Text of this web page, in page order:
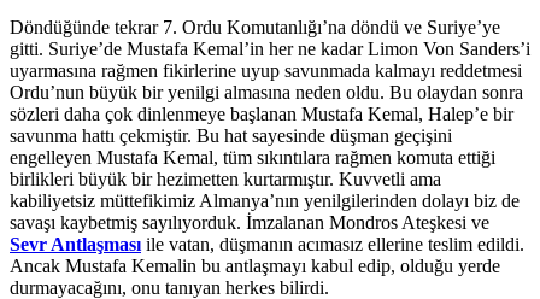
Döndüğünde tekrar 7. Ordu Komutanlığı’na döndü ve Suriye’ye
gitti. Suriye’de Mustafa Kemal’in her ne kadar Limon Von Sanders’i
uyarmasına rağmen fikirlerine uyup savunmada kalmayı reddetmesi
Ordu’nun büyük bir yenilgi almasına neden oldu. Bu olaydan sonra
sözleri daha çok dinlenmeye başlanan Mustafa Kemal, Halep’e bir
savunma hattı çekmiştir. Bu hat sayesinde düşman geçişini
engelleyen Mustafa Kemal, tüm sıkıntılara rağmen komuta ettiği
birlikleri büyük bir hezimetten kurtarmıştır. Kuvvetli ama
kabiliyetsiz müttefikimiz Almanya’nın yenilgilerinden dolayı biz de
savaşı kaybetmiş sayılıyorduk. İmzalanan Mondros Ateşkesi ve
Sevr Antlaşması ile vatan, düşmanın acımasız ellerine teslim edildi.
Ancak Mustafa Kemalin bu antlaşmayı kabul edip, olduğu yerde
durmayacağını, onu tanıyan herkes bilirdi.